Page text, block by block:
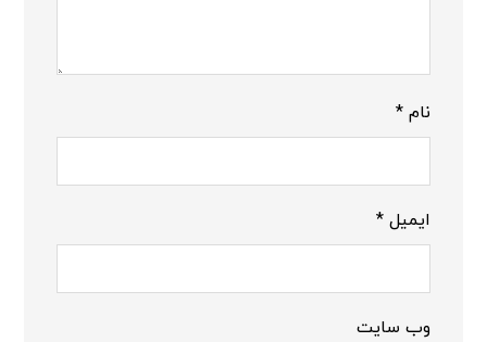
نام*
ایمیل*
وب‌ سایت